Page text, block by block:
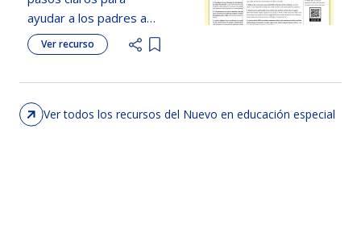
ayudar a los padres a
prepararse, participar y
dar seguimiento a las
Ver recurso
Add item to list
Ver todos los recursos del Nuevo en educación especial